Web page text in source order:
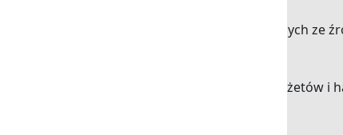
realizowanych projektów finansowanych ze
merytorycznych projektów, tworzenie budżetów i